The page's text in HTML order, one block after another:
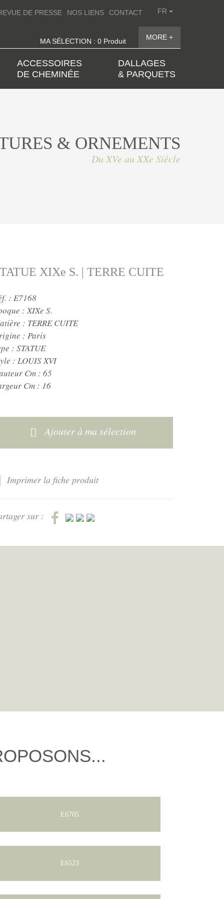
FR
DE PRESSE NOS LIENS CONTACT
MA SÉLECTION : 0 Produit MORE +
ACCESSOIRES
DE CHEMINÉE
DALLAGES
& PARQUETS
& ORNEMENTS
Du XVe au XXe Siècle
XIXe S. | TERRE CUITE
: E7168
:XIXe S.
: TERRE CUITE
: Paris
: STATUE
: LOUIS XVI
Cm : 65
Cm : 16
Ajouter à ma sélection
Imprimer la fiche produit
sur :
E6705
E6523